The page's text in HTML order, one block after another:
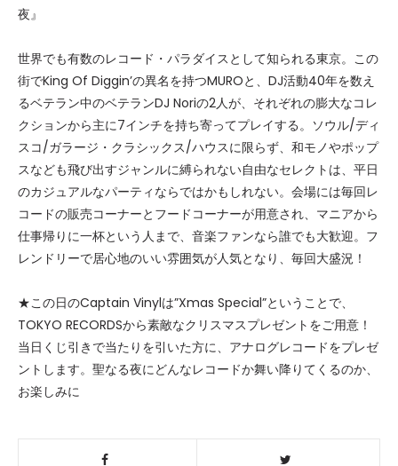
夜』
世界でも有数のレコード・パラダイスとして知られる東京。この
街でKing Of Diggin’の異名を持つMUROと、DJ活動40年を数え
るベテラン中のベテランDJ Noriの2人が、それぞれの膨大なコレ
クションから主に7インチを持ち寄ってプレイする。ソウル/ディ
スコ/ガラージ・クラシックス/ハウスに限らず、和モノやポップ
スなども飛び出すジャンルに縛られない自由なセレクトは、平日
のカジュアルなパーティならではかもしれない。会場には毎回レ
コードの販売コーナーとフードコーナーが用意され、マニアから
仕事帰りに一杯という人まで、音楽ファンなら誰でも大歓迎。フ
レンドリーで居心地のいい雰囲気が人気となり、毎回大盛況！
★この日のCaptain Vinylは”Xmas Special”ということで、
TOKYO RECORDSから素敵なクリスマスプレゼントをご用意！
当日くじ引きで当たりを引いた方に、アナログレコードをプレゼ
ントします。聖なる夜にどんなレコードか舞い降りてくるのか、
お楽しみに